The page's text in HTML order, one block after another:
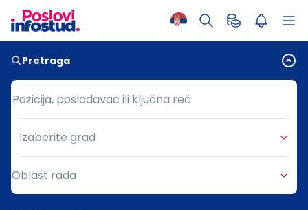
Pretraga
Pozicija, poslodavac ili ključna reč
Pozicija, poslodavac ili ključna reč
Grad
Izaberite grad
Oblast rada